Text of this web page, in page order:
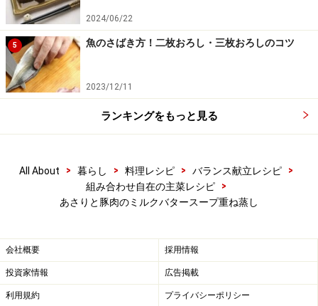
5
盛り付ける
カップに具材を盛り付け、ミルクバタースープを静かに
2024/06/22
5 魚のさばき方！二枚おろし・三枚おろしのコツ
2023/12/11
ランキングをもっと見る
All About > 暮らし > 料理レシピ > バランス献立レシピ
>
組み合わせ自在の主菜レシピ
>
あさりと豚肉のミルクバタースープ重ね蒸し
会社概要 採用情報
投資家情報 広告掲載
利用規約 プライバシーポリシー